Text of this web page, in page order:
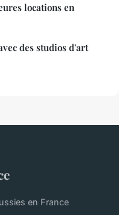
locations en
des studios d'art
en France